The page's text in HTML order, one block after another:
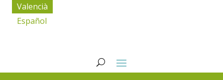
Valencià
Español